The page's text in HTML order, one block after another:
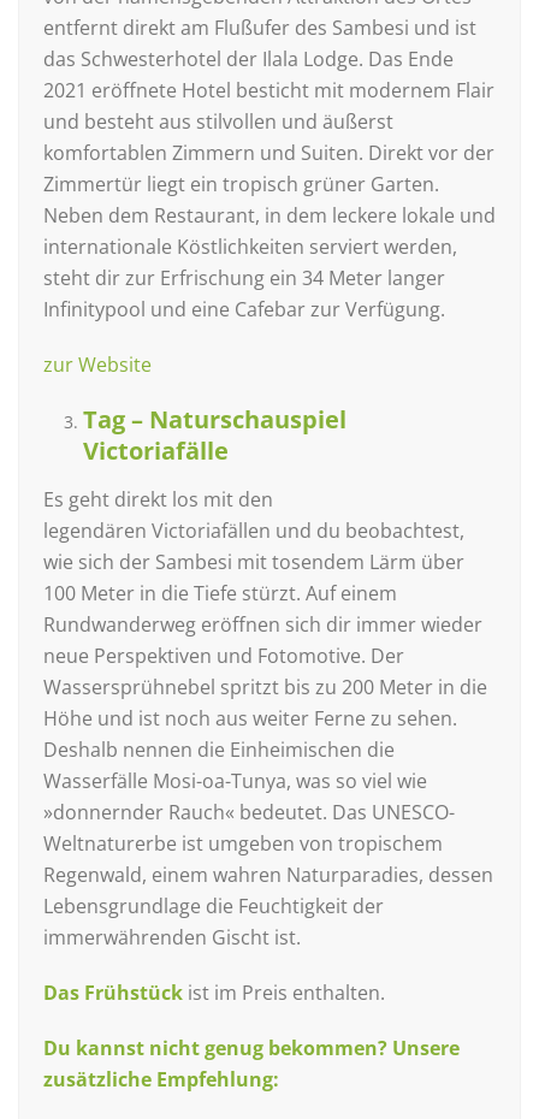
entfernt direkt am Flußufer des Sambesi und ist
das Schwesterhotel der Ilala Lodge. Das Ende
2021 eröffnete Hotel besticht mit modernem Flair
und besteht aus stilvollen und äußerst
komfortablen Zimmern und Suiten. Direkt vor der
Zimmertür liegt ein tropisch grüner Garten.
Neben dem Restaurant, in dem leckere lokale und
internationale Köstlichkeiten serviert werden,
steht dir zur Erfrischung ein 34 Meter langer
Infinitypool und eine Cafebar zur Verfügung.
zur Website
Tag – Naturschauspiel
Victoriafälle
Es geht direkt los mit den
legendären Victoriafällen und du beobachtest,
wie sich der Sambesi mit tosendem Lärm über
100 Meter in die Tiefe stürzt. Auf einem
Rundwanderweg eröffnen sich dir immer wieder
neue Perspektiven und Fotomotive. Der
Wassersprühnebel spritzt bis zu 200 Meter in die
Höhe und ist noch aus weiter Ferne zu sehen.
Deshalb nennen die Einheimischen die
Wasserfälle Mosi-oa-Tunya, was so viel wie
»donnernder Rauch« bedeutet. Das UNESCO-
Weltnaturerbe ist umgeben von tropischem
Regenwald, einem wahren Naturparadies, dessen
Lebensgrundlage die Feuchtigkeit der
immerwährenden Gischt ist.
Das Frühstück ist im Preis enthalten.
Du kannst nicht genug bekommen? Unsere
zusätzliche Empfehlung: